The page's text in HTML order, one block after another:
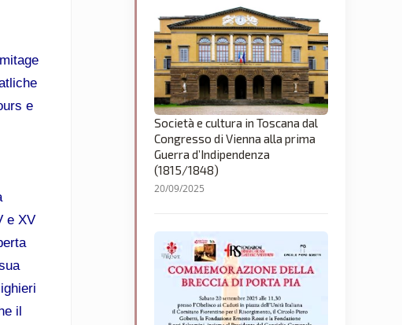
e
e XV
il
Società e cultura in Toscana dal
Congresso di Vienna alla prima
Guerra d’Indipendenza
(1815/1848)
20/09/2025